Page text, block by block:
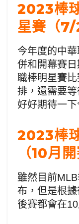
2023棒
星賽（7/
今年度的中
併和開幕賽
職棒明星賽
排，還需要
好好期待一下
2023棒
（10月開
雖然目前
布，但是根
後賽都會在10